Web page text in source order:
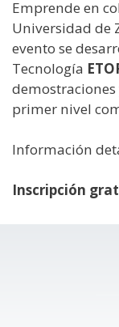
Emprende en
Universidad de
evento se
Tecnología
primer nivel
Información
Inscripción